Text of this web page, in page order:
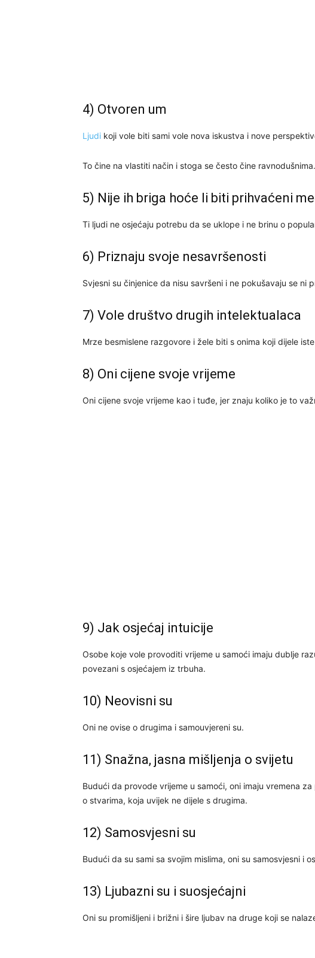
4) Otvoren um
Ljudi koji vole biti sami vole nova iskustva i nove
To čine na vlastiti način i stoga se često čine ravnodušnima.
5) Nije ih briga hoće li biti prihvaćeni
Ti ljudi ne osjećaju potrebu da se uklope i ne brinu o
6) Priznaju svoje nesavršenosti
Svjesni su činjenice da nisu savršeni i ne pokušavaju se ni
7) Vole društvo drugih intelektualaca
Mrze besmislene razgovore i žele biti s onima koji dijele
8) Oni cijene svoje vrijeme
Oni cijene svoje vrijeme kao i tuđe, jer znaju koliko je to
9) Jak osjećaj intuicije
Osobe koje vole provoditi vrijeme u samoći imaju dublje
povezani s osjećajem iz trbuha.
10) Neovisni su
Oni ne ovise o drugima i samouvjereni su.
11) Snažna, jasna mišljenja o svijetu
Budući da provode vrijeme u samoći, oni imaju vremena
o stvarima, koja uvijek ne dijele s drugima.
12) Samosvjesni su
Budući da su sami sa svojim mislima, oni su samosvjesni i
13) Ljubazni su i ​​suosjećajni
Oni su promišljeni i brižni i šire ljubav na druge koji se